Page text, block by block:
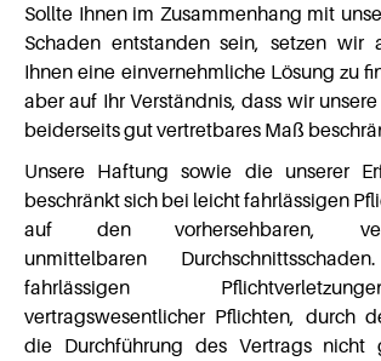
Sollte Ihnen im Zusammenhang mit
Schaden entstanden sein, setzen wir
Ihnen eine einvernehmliche Lösung zu
aber auf Ihr Verständnis, dass wir
beiderseits gut vertretbares Maß
Unsere Haftung sowie die unserer
beschränkt sich bei leicht fahrlässigen
auf den vorhersehbaren,
unmittelbaren
fahrlässigen
vertragswesentlicher Pflichten, durch
die Durchführung des Vertrags nicht